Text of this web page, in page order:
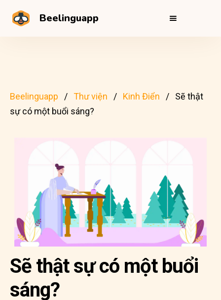
Beelinguapp
Beelinguapp Thư viện Kinh Điển
Sẽ thật
sự có một buổi sáng?
Sẽ thật sự có một buổi
sáng?